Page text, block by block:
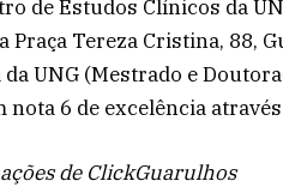
de Estudos Clínicos da
Praça Tereza Cristina, 88,
UNG (Mestrado e
nota 6 de excelência através
de ClickGuarulhos